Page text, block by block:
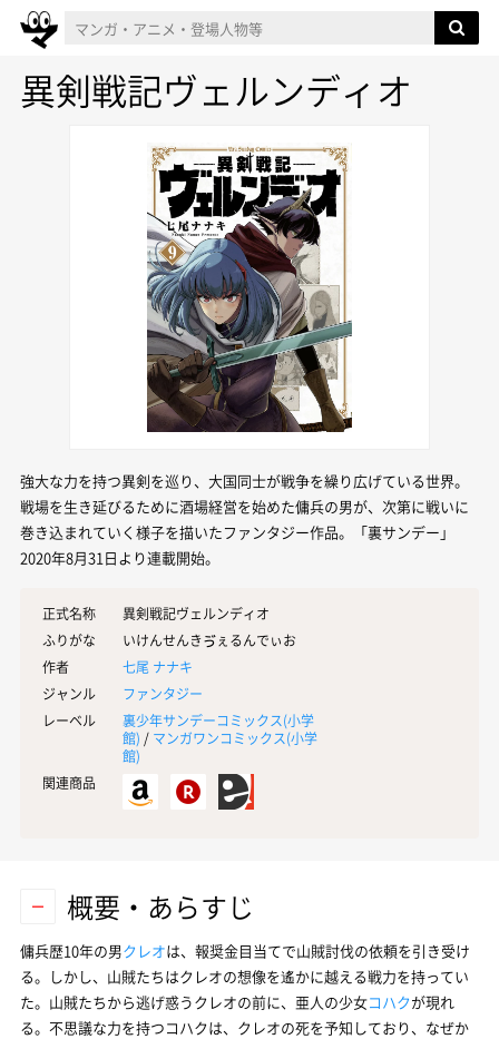
異剣戦記ヴェルンディオ
強大な力を持つ異剣を巡り、大国同士が戦争を繰り広げている世界。
戦場を生き延びるために酒場経営を始めた傭兵の男が、次第に戦いに
巻き込まれていく様子を描いたファンタジー作品。「裏サンデー」
2020年8月31日より連載開始。
正式名称
異剣戦記ヴェルンディオ
ふりがな
いけんせんきゔぇるんでぃお
作者
七尾 ナナキ
ジャンル
ファンタジー
レーベル
裏少年サンデーコミックス(小学
館) / マンガワンコミックス(小学
館)
関連商品
概要・あらすじ
傭兵歴10年の男クレオは、報奨金目当てで山賊討伐の依頼を引き受け
る。しかし、山賊たちはクレオの想像を遙かに越える戦力を持ってい
た。山賊たちから逃げ惑うクレオの前に、亜人の少女コハクが現れ
る。不思議な力を持つコハクは、クレオの死を予知しており、なぜか